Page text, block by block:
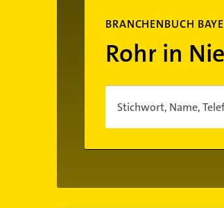
BRANCHENBUCH
Rohr in
Stichwort, Name,